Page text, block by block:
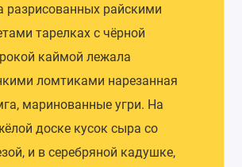
разрисованных райскими
тарелках с чёрной
каймой лежала
ломтиками нарезанная
маринованные угри. На
доске кусок сыра со
и в серебряной кадушке,